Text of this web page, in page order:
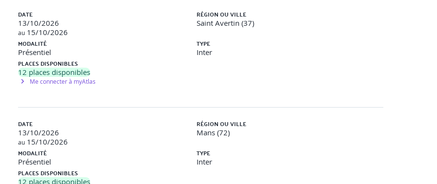
1er projet.
projets sur des structures de données simples. Mise en commun et feedback.
Row, etc.).
Pause feedback : "Mon widget préféré".
DATE
13/10/2026
au 15/10/2026
RÉGION OU VILLE
Saint Avertin (37)
MODALITÉ
Présentiel
TYPE
Inter
PLACES DISPONIBLES
12 places disponibles
Me connecter à myAtlas
DATE
13/10/2026
au 15/10/2026
RÉGION OU VILLE
Mans (72)
MODALITÉ
Présentiel
TYPE
Inter
PLACES DISPONIBLES
12 places disponibles